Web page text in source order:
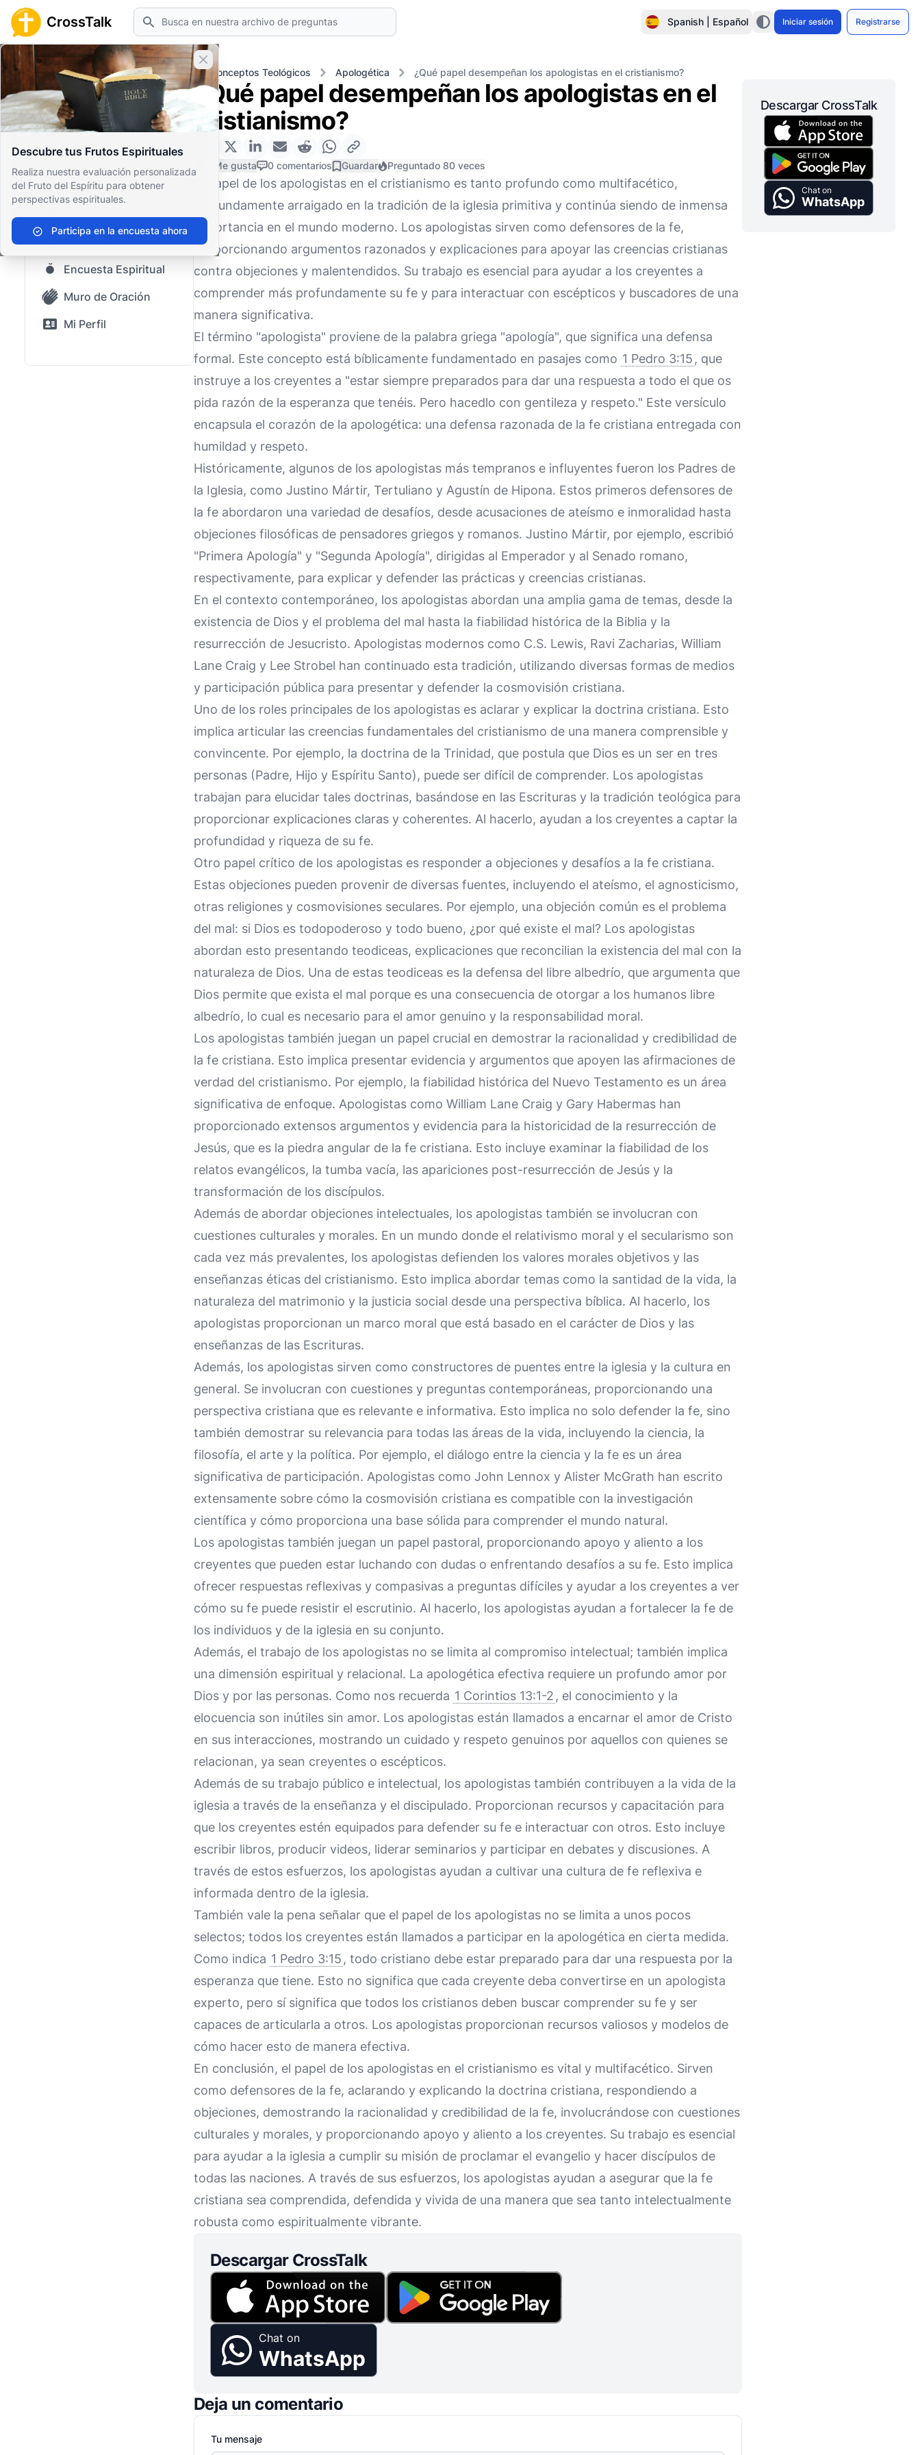
CrossTalk Buscar Spanish | Español Iniciar sesión Registrarse
Cerrar banner
Descubre tus Frutos Espirituales
Realiza nuestra evaluación personalizada
del Fruto del Espíritu para obtener
perspectivas espirituales.
Participa en la encuesta ahora
Inicio Archivo de Preguntas Conceptos Teológicos Apologética ¿Qué papel desempeñan los apologistas en el cristianismo?
Inicio
Archivo de Preguntas
Nuestro blog
Contenido guardado
Preguntas Populares
Biblia Sagrada
Encuesta Espiritual
Muro de Oración
Mi Perfil
¿Qué papel desempeñan los apologistas en el
cristianismo?
0 Me gusta 0 comentarios Guardar Preguntado 80 veces
El papel de los apologistas en el cristianismo es tanto profundo como multifacético,
profundamente arraigado en la tradición de la iglesia primitiva y continúa siendo de inmensa
importancia en el mundo moderno. Los apologistas sirven como defensores de la fe,
proporcionando argumentos razonados y explicaciones para apoyar las creencias cristianas
contra objeciones y malentendidos. Su trabajo es esencial para ayudar a los creyentes a
comprender más profundamente su fe y para interactuar con escépticos y buscadores de una
manera significativa.
El término "apologista" proviene de la palabra griega "apología", que significa una defensa
formal. Este concepto está bíblicamente fundamentado en pasajes como 1 Pedro 3:15 , que
instruye a los creyentes a "estar siempre preparados para dar una respuesta a todo el que os
pida razón de la esperanza que tenéis. Pero hacedlo con gentileza y respeto." Este versículo
encapsula el corazón de la apologética: una defensa razonada de la fe cristiana entregada con
humildad y respeto.
Históricamente, algunos de los apologistas más tempranos e influyentes fueron los Padres de
la Iglesia, como Justino Mártir, Tertuliano y Agustín de Hipona. Estos primeros defensores de
la fe abordaron una variedad de desafíos, desde acusaciones de ateísmo e inmoralidad hasta
objeciones filosóficas de pensadores griegos y romanos. Justino Mártir, por ejemplo, escribió
"Primera Apología" y "Segunda Apología", dirigidas al Emperador y al Senado romano,
respectivamente, para explicar y defender las prácticas y creencias cristianas.
En el contexto contemporáneo, los apologistas abordan una amplia gama de temas, desde la
existencia de Dios y el problema del mal hasta la fiabilidad histórica de la Biblia y la
resurrección de Jesucristo. Apologistas modernos como C.S. Lewis, Ravi Zacharias, William
Lane Craig y Lee Strobel han continuado esta tradición, utilizando diversas formas de medios
y participación pública para presentar y defender la cosmovisión cristiana.
Uno de los roles principales de los apologistas es aclarar y explicar la doctrina cristiana. Esto
implica articular las creencias fundamentales del cristianismo de una manera comprensible y
convincente. Por ejemplo, la doctrina de la Trinidad, que postula que Dios es un ser en tres
personas (Padre, Hijo y Espíritu Santo), puede ser difícil de comprender. Los apologistas
trabajan para elucidar tales doctrinas, basándose en las Escrituras y la tradición teológica para
proporcionar explicaciones claras y coherentes. Al hacerlo, ayudan a los creyentes a captar la
profundidad y riqueza de su fe.
Otro papel crítico de los apologistas es responder a objeciones y desafíos a la fe cristiana.
Estas objeciones pueden provenir de diversas fuentes, incluyendo el ateísmo, el agnosticismo,
otras religiones y cosmovisiones seculares. Por ejemplo, una objeción común es el problema
del mal: si Dios es todopoderoso y todo bueno, ¿por qué existe el mal? Los apologistas
abordan esto presentando teodiceas, explicaciones que reconcilian la existencia del mal con la
naturaleza de Dios. Una de estas teodiceas es la defensa del libre albedrío, que argumenta que
Dios permite que exista el mal porque es una consecuencia de otorgar a los humanos libre
albedrío, lo cual es necesario para el amor genuino y la responsabilidad moral.
Los apologistas también juegan un papel crucial en demostrar la racionalidad y credibilidad de
la fe cristiana. Esto implica presentar evidencia y argumentos que apoyen las afirmaciones de
verdad del cristianismo. Por ejemplo, la fiabilidad histórica del Nuevo Testamento es un área
significativa de enfoque. Apologistas como William Lane Craig y Gary Habermas han
proporcionado extensos argumentos y evidencia para la historicidad de la resurrección de
Jesús, que es la piedra angular de la fe cristiana. Esto incluye examinar la fiabilidad de los
relatos evangélicos, la tumba vacía, las apariciones post-resurrección de Jesús y la
transformación de los discípulos.
Además de abordar objeciones intelectuales, los apologistas también se involucran con
cuestiones culturales y morales. En un mundo donde el relativismo moral y el secularismo son
cada vez más prevalentes, los apologistas defienden los valores morales objetivos y las
enseñanzas éticas del cristianismo. Esto implica abordar temas como la santidad de la vida, la
naturaleza del matrimonio y la justicia social desde una perspectiva bíblica. Al hacerlo, los
apologistas proporcionan un marco moral que está basado en el carácter de Dios y las
enseñanzas de las Escrituras.
Además, los apologistas sirven como constructores de puentes entre la iglesia y la cultura en
general. Se involucran con cuestiones y preguntas contemporáneas, proporcionando una
perspectiva cristiana que es relevante e informativa. Esto implica no solo defender la fe, sino
también demostrar su relevancia para todas las áreas de la vida, incluyendo la ciencia, la
filosofía, el arte y la política. Por ejemplo, el diálogo entre la ciencia y la fe es un área
significativa de participación. Apologistas como John Lennox y Alister McGrath han escrito
extensamente sobre cómo la cosmovisión cristiana es compatible con la investigación
científica y cómo proporciona una base sólida para comprender el mundo natural.
Los apologistas también juegan un papel pastoral, proporcionando apoyo y aliento a los
creyentes que pueden estar luchando con dudas o enfrentando desafíos a su fe. Esto implica
ofrecer respuestas reflexivas y compasivas a preguntas difíciles y ayudar a los creyentes a ver
cómo su fe puede resistir el escrutinio. Al hacerlo, los apologistas ayudan a fortalecer la fe de
los individuos y de la iglesia en su conjunto.
Además, el trabajo de los apologistas no se limita al compromiso intelectual; también implica
una dimensión espiritual y relacional. La apologética efectiva requiere un profundo amor por
Dios y por las personas. Como nos recuerda 1 Corintios 13:1-2 , el conocimiento y la
elocuencia son inútiles sin amor. Los apologistas están llamados a encarnar el amor de Cristo
en sus interacciones, mostrando un cuidado y respeto genuinos por aquellos con quienes se
relacionan, ya sean creyentes o escépticos.
Además de su trabajo público e intelectual, los apologistas también contribuyen a la vida de la
iglesia a través de la enseñanza y el discipulado. Proporcionan recursos y capacitación para
que los creyentes estén equipados para defender su fe e interactuar con otros. Esto incluye
escribir libros, producir videos, liderar seminarios y participar en debates y discusiones. A
través de estos esfuerzos, los apologistas ayudan a cultivar una cultura de fe reflexiva e
informada dentro de la iglesia.
También vale la pena señalar que el papel de los apologistas no se limita a unos pocos
selectos; todos los creyentes están llamados a participar en la apologética en cierta medida.
Como indica 1 Pedro 3:15 , todo cristiano debe estar preparado para dar una respuesta por la
esperanza que tiene. Esto no significa que cada creyente deba convertirse en un apologista
experto, pero sí significa que todos los cristianos deben buscar comprender su fe y ser
capaces de articularla a otros. Los apologistas proporcionan recursos valiosos y modelos de
cómo hacer esto de manera efectiva.
En conclusión, el papel de los apologistas en el cristianismo es vital y multifacético. Sirven
como defensores de la fe, aclarando y explicando la doctrina cristiana, respondiendo a
objeciones, demostrando la racionalidad y credibilidad de la fe, involucrándose con cuestiones
culturales y morales, y proporcionando apoyo y aliento a los creyentes. Su trabajo es esencial
para ayudar a la iglesia a cumplir su misión de proclamar el evangelio y hacer discípulos de
todas las naciones. A través de sus esfuerzos, los apologistas ayudan a asegurar que la fe
cristiana sea comprendida, defendida y vivida de una manera que sea tanto intelectualmente
robusta como espiritualmente vibrante.
Descargar CrossTalk
Chat on
WhatsApp
Deja un comentario
Tu mensaje
Descargar CrossTalk
Chat on
WhatsApp